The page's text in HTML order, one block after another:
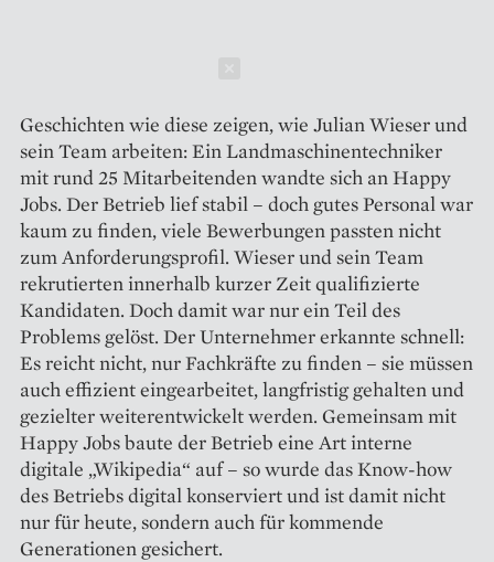
Geschichten wie diese zeigen, wie Julian Wieser und
sein Team ­arbeiten: Ein Landmaschinentechniker
mit rund 25 Mitarbeitenden wandte sich an Happy
Jobs. Der Betrieb lief stabil – doch gutes Personal war
kaum zu finden, viele Bewerbungen passten nicht
zum Anforderungs­profil. Wieser und sein Team
rekrutierten innerhalb kurzer Zeit qualifizierte
Kandidaten. Doch damit war nur ein Teil des
Problems gelöst. Der Unternehmer erkannte schnell:
Es reicht nicht, nur Fachkräfte zu finden – sie müssen
auch effizient eingearbeitet, langfristig gehalten und
gezielter weiterentwickelt werden. Gemeinsam mit
Happy Jobs baute der Betrieb eine Art interne
digitale „Wikipedia“ auf – so wurde das Know-how
des Betriebs digital konserviert und ist damit nicht
nur für heute, sondern auch für kommende
Generationen gesichert.